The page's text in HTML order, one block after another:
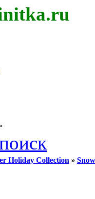
Holiday Collection »